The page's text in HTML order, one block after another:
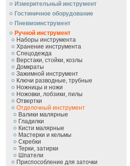
Измерительный инструмент
Гостиничное оборудование
Пневмоинструмент
Ручной инcтрумент
Наборы инструмента
Хранение инструмента
Спецодежда
Верстаки, стойки, козлы
Домкраты
Зажимной инструмент
Ключи разводные, трубные
Ножницы и ножи
Ножовки, лобзики, пилы
Отвертки
Отделочный инструмент
Валики малярные
Гладилки
Кисти малярные
Мастерки и кельмы
Скребки
Терки, затирки
Шпатели
Приспособление для заточки